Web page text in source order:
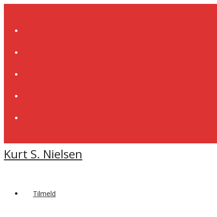
content
Kurt S. Nielsen
Tilmeld